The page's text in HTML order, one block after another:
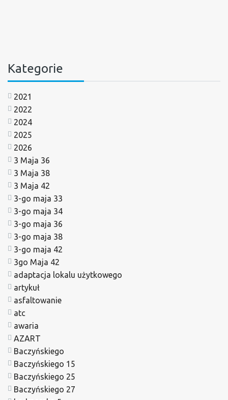
Kategorie
2021
2022
2024
2025
2026
3 Maja 36
3 Maja 38
3 Maja 42
3-go maja 33
3-go maja 34
3-go maja 36
3-go maja 38
3-go maja 42
3go Maja 42
adaptacja lokalu użytkowego
artykuł
asfaltowanie
atc
awaria
AZART
Baczyńskiego
Baczyńskiego 15
Baczyńskiego 25
Baczyńskiego 27